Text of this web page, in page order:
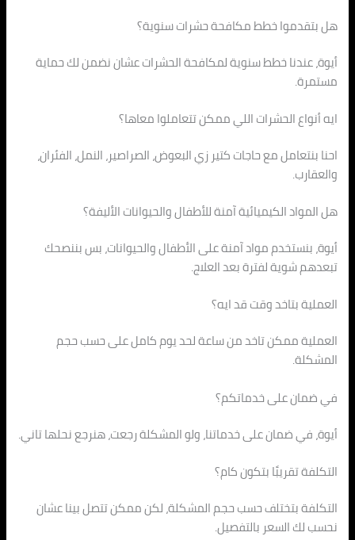
هل بتقدموا خطط مكافحة حشرات سنوية؟
أيوة، عندنا خطط سنوية لمكافحة الحشرات عشان نضمن لك حماية
مستمرة.
ايه أنواع الحشرات اللي ممكن تتعاملوا معاها؟
احنا بنتعامل مع حاجات كتير زي البعوض، الصراصير، النمل، الفئران،
والعقارب.
هل المواد الكيميائية آمنة للأطفال والحيوانات الأليفة؟
أيوة، بنستخدم مواد آمنة على الأطفال والحيوانات، بس بننصحك
تبعدهم شوية لفترة بعد العلاج.
العملية بتاخد وقت قد ايه؟
العملية ممكن تاخد من ساعة لحد يوم كامل على حسب حجم
المشكلة.
في ضمان على خدماتكم؟
أيوة، في ضمان على خدماتنا، ولو المشكلة رجعت، هنرجع نحلها تاني.
التكلفة تقريبًا بتكون كام؟
التكلفة بتختلف حسب حجم المشكلة، لكن ممكن تتصل بينا عشان
نحسب لك السعر بالتفصيل.